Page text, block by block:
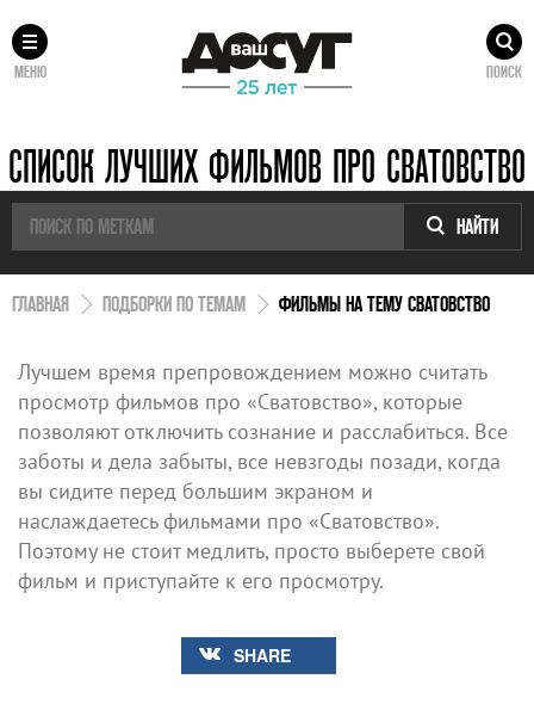
МЕНЮ ПОИСК
СПИСОК ЛУЧШИХ ФИЛЬМОВ ПРО СВАТОВСТВО
НАЙТИ
ГЛАВНАЯ ПОДБОРКИ ПО ТЕМАМ ФИЛЬМЫ НА ТЕМУ СВАТОВСТВО
Лучшем время препровождением можно считать
просмотр фильмов про «Сватовство», которые
позволяют отключить сознание и расслабиться. Все
заботы и дела забыты, все невзгоды позади, когда
вы сидите перед большим экраном и
наслаждаетесь фильмами про «Сватовство».
Поэтому не стоит медлить, просто выберете свой
фильм и приступайте к его просмотру.
SHARE